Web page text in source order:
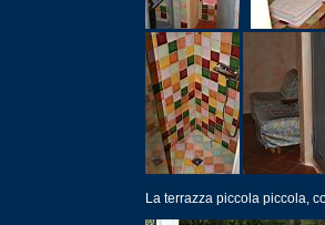
La terrazza piccola piccola,